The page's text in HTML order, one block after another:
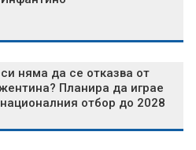
няма да се отказва от
Планира да играе
отбор до 2028